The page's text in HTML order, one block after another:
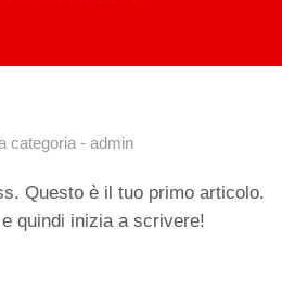
categoria admin
Questo è il tuo primo articolo.
quindi inizia a scrivere!